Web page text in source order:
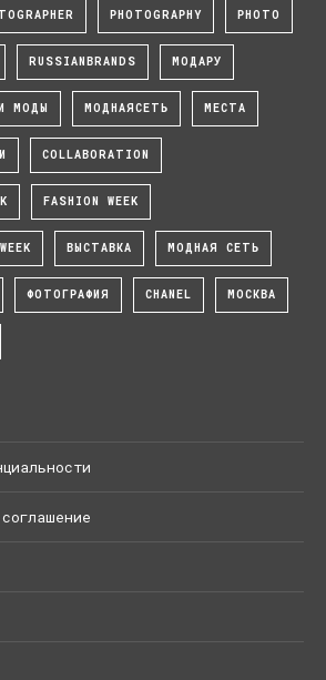
PHOTOGRAPHY PHOTO
RUSSIANBRANDS МОДАРУ
МОДЫ МОДНАЯСЕТЬ МЕСТА
COLLABORATION
FASHION WEEK
ВЫСТАВКА МОДНАЯ СЕТЬ
ФОТОГРАФИЯ CHANEL МОСКВА